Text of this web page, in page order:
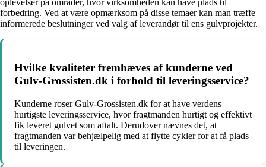
forbedring. Ved at være opmærksom på disse temaer kan man træffe
informerede beslutninger ved valg af leverandør til ens gulvprojekter.
Hvilke kvaliteter fremhæves af kunderne ved
Gulv-Grossisten.dk i forhold til leveringsservice?
Kunderne roser Gulv-Grossisten.dk for at have verdens
hurtigste leveringsservice, hvor fragtmanden hurtigt og effektivt
fik leveret gulvet som aftalt. Derudover nævnes det, at
fragtmanden var behjælpelig med at flytte cykler for at få plads
til leveringen.